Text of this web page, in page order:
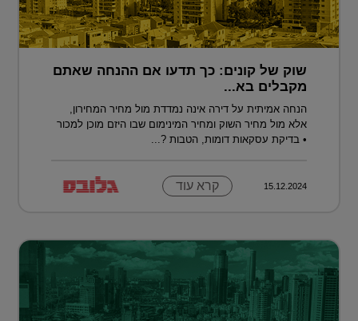
שוק של קונים: כך תדעו אם ההנחה שאתם
מקבלים בא...
הנחה אמיתית על דירה אינה נמדדת מול מחיר המחירון,
אלא מול מחיר השוק ומחיר המינימום שבו היזם מוכן למכור
• בדיקת עסקאות דומות, הטבות ?...
15.12.2024 קרא עוד